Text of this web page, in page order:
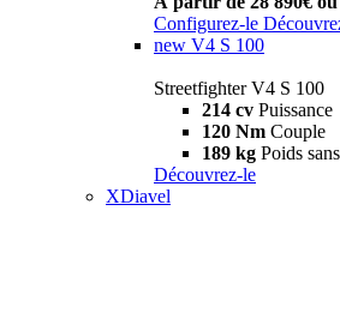
Configurez-le
new V4 S 100
Streetfighter V4 S 100
214 cv Puissance
120 Nm Couple
189 kg Poids
Découvrez-le
XDiavel